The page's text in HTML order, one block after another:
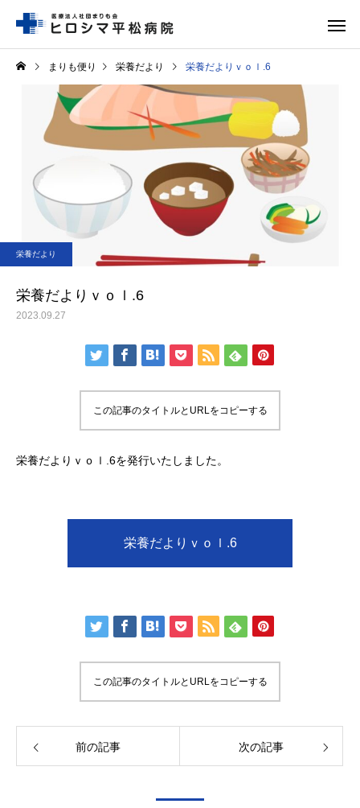
救急外来
健康診断予防医療外来
まりも便り 栄養だより 栄養だよりｖｏｌ.6
栄養だより
栄養だよりｖｏｌ.6
2023.09.27
この記事のタイトルとURLをコピーする
栄養だよりｖｏｌ.6を発行いたしました。
栄養だよりｖｏｌ.6
この記事のタイトルとURLをコピーする
前の記事 次の記事